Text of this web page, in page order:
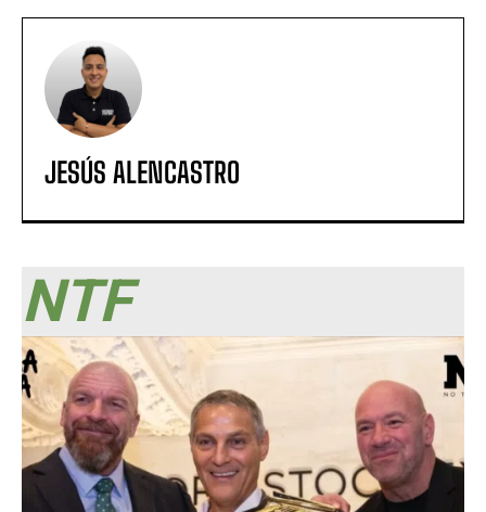
JESÚS ALENCASTRO
NTF